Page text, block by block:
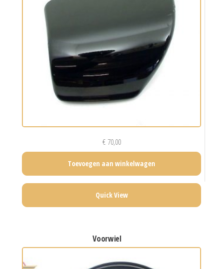
€70,00
Toevoegen aan winkelwagen
Quick View
voorwiel